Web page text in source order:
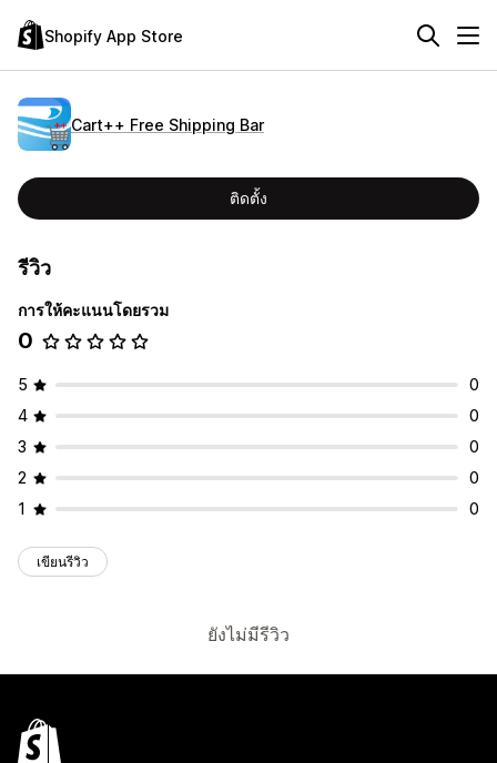
Shopify App Store
Cart++ Free Shipping Bar
ติดตั้ง
รีวิว
การให้คะแนนโดยรวม
0
5
0
4
0
3
0
2
0
1
0
เขียนรีวิว
ยังไม่มีรีวิว